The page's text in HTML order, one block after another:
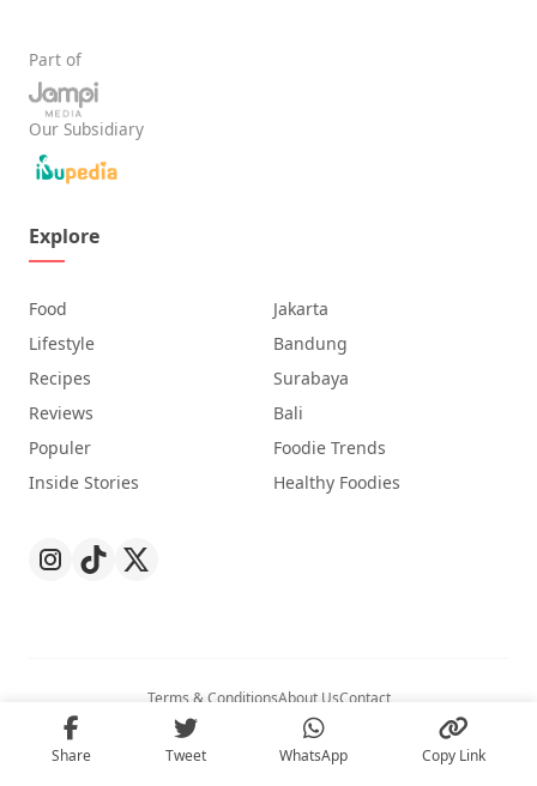
Share Tweet WhatsApp Copy Link
Part of
Our Subsidiary
Explore
Food
Lifestyle
Recipes
Reviews
Populer
Inside Stories
Jakarta
Bandung
Surabaya
Bali
Foodie Trends
Healthy Foodies
Terms & ConditionsAbout UsContact
© 2026
. All Rights Reserved.